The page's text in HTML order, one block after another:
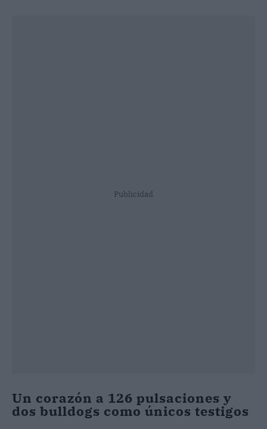
Publicidad
Un corazón a 126 pulsaciones y
dos bulldogs como únicos testigos